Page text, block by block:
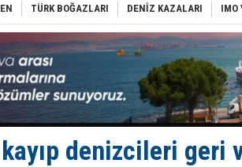
Keşfedildi:
D-Marin,
Van’da
ASEAN ilk
TAYK -
İstanbul
İngiliz
TÜRK BOĞAZLARI DENİZ KAZALARI IMO
denizcileri geri